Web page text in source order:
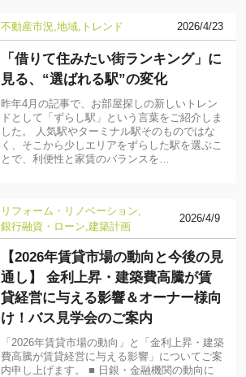
不動産市況 地域 トレンド 2026/4/23
「借りて住みたい街ランキング」に
見る、“選ばれる駅”の変化
昨年4月の記事で、お部屋探しの新しいトレン
ドとして「ずらし駅」という言葉をご紹介しま
した。 人気駅やターミナル駅そのものではな
く、そこから少しエリアをずらした駅を選ぶこ
とで、利便性と家賃のバランスを…
リフォーム・リノベーション
銀行融資・ローン 建築計画
2026/4/9
【2026年賃貸市場の動向と今後の見
通し】 金利上昇・建築費高騰が賃
貸経営に与える影響＆オーナー様向
け！バス見学会のご案内
「2026年賃貸市場の動向」と「金利上昇・建築
費高騰が賃貸経営に与える影響」についてご案
内申し上げます。 ■ 日銀・金融機関の動向に